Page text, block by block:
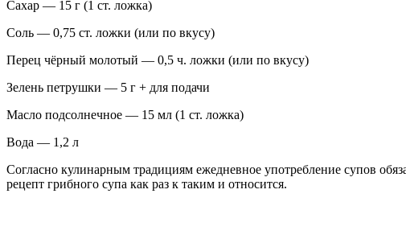
Сахар — 15 г (1 ст. ложка)
Соль — 0,75 ст. ложки (или по вкусу)
Перец чёрный молотый — 0,5 ч. ложки (или по вкусу)
Зелень петрушки — 5 г + для подачи
Масло подсолнечное — 15 мл (1 ст. ложка)
Вода — 1,2 л
Согласно кулинарным традициям ежедневное употребление супов
рецепт грибного супа как раз к таким и относится.